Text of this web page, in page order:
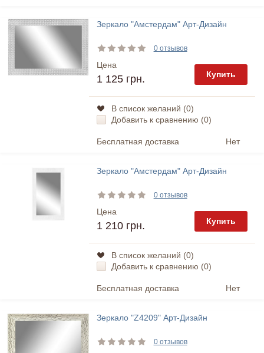
Зеркало "Амстердам" Арт-Дизайн
0 отзывов
Цена
1 125 грн. Купить
В список желаний (0)
Добавить к сравнению (0)
Бесплатная доставка Нет
Зеркало "Амстердам" Арт-Дизайн
0 отзывов
Цена
1 210 грн. Купить
В список желаний (0)
Добавить к сравнению (0)
Бесплатная доставка Нет
Зеркало "Z4209" Арт-Дизайн
0 отзывов